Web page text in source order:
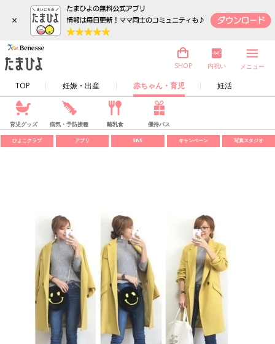
×
TOP 妊娠・出産 赤ちゃん・育児 妊活
SHOP 内祝い メニュー
育児グッズ 病気・予防接種 離乳食 優待パス
ひよこクラブ アプリ SNS キャンペーン 写真スタジオ